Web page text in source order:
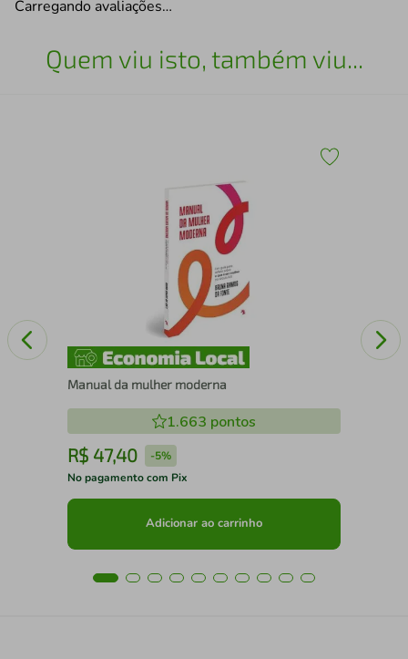
Carregando avaliações…
Quem viu isto, também viu...
Manual da mulher moderna
1.663 pontos
R$ 47,40 -5%
No pagamento com Pix
Adicionar ao carrinho